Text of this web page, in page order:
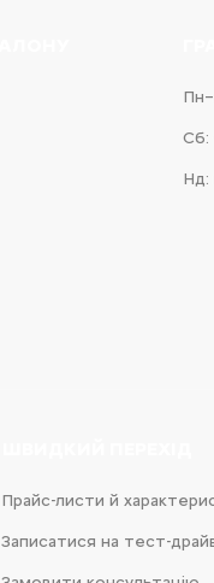
Сб:
Нд:
Прайс-листи й
Записатися на тест-